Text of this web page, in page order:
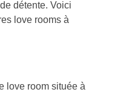
détente. Voici
love rooms à
love room située à